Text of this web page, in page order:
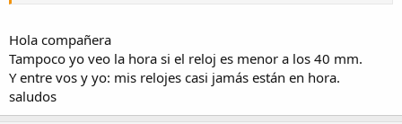
Hola compañera
Tampoco yo veo la hora si el reloj es menor a los 40 mm.
Y entre vos y yo: mis relojes casi jamás están en hora.
saludos